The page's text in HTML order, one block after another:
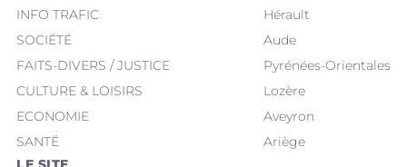
INFO TRAFIC
SOCIÉTÉ
FAITS-DIVERS / JUSTICE
CULTURE & LOISIRS
ECONOMIE
SANTÉ
Hérault
Aude
Pyrénées-Orientales
Lozère
Aveyron
Ariège